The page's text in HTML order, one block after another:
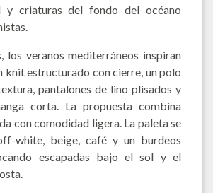
y criaturas del fondo del océano
los veranos mediterráneos inspiran
knit estructurado con cierre, un polo
pantalones de lino plisados y
corta. La propuesta combina
con comodidad ligera. La paleta se
white, beige, café y un burdeos
escapadas bajo el sol y el